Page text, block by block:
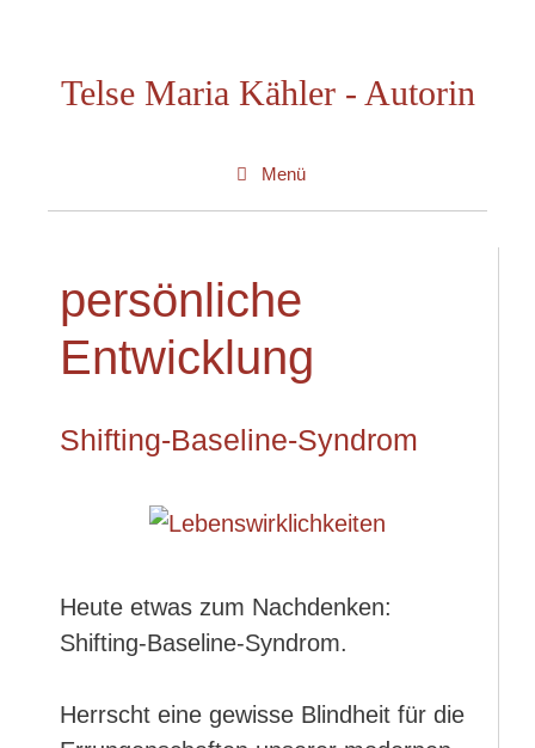
springenTelse Maria Kähler - Autorin
Menü
persönliche
Entwicklung
Shifting-Baseline-Syndrom
Heute etwas zum Nachdenken:
Shifting-Baseline-Syndrom.
Herrscht eine gewisse Blindheit für die